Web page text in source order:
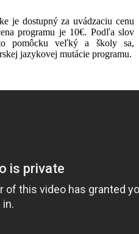
je dostupný za uvádzaciu cenu
programu je 10€. Podľa slov
pomôcku veľký a školy sa,
jazykovej mutácie programu.